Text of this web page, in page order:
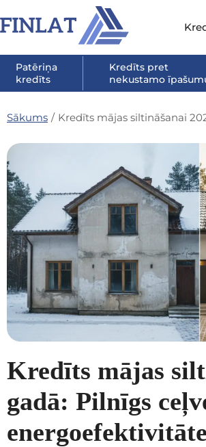
Patēriņa
kredīts
Kredīts pret
nekustamo
Sākums / Kredīts mājas siltināšanai
Kredīts mājas
gadā: Pilnīgs